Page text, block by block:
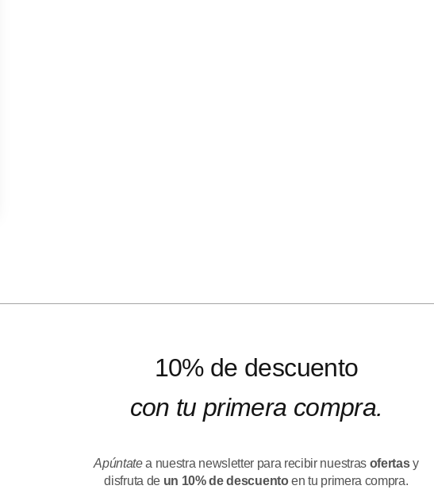
10% de descuento
con tu primera compra.
Apúntatea nuestra newsletter para recibir nuestras ofertasy
disfruta de un 10% de descuentoen tu primera compra.